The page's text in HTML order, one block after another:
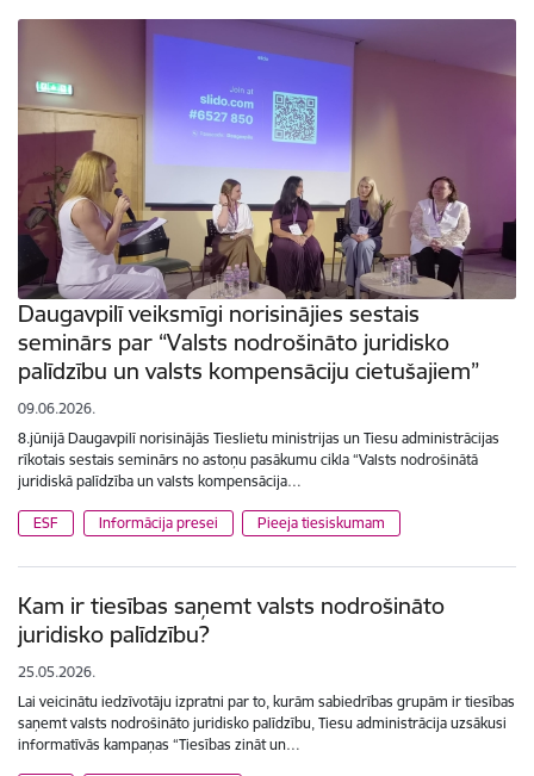
Daugavpilī veiksmīgi norisinājies sestais
seminārs par “Valsts nodrošināto juridisko
palīdzību un valsts kompensāciju cietušajiem”
09.06.2026.
8.jūnijā Daugavpilī norisinājās Tieslietu ministrijas un Tiesu administrācijas
rīkotais sestais seminārs no astoņu pasākumu cikla “Valsts nodrošinātā
juridiskā palīdzība un valsts kompensācija…
ESF Informācija presei Pieeja tiesiskumam
Kam ir tiesības saņemt valsts nodrošināto
juridisko palīdzību?
25.05.2026.
Lai veicinātu iedzīvotāju izpratni par to, kurām sabiedrības grupām ir tiesības
saņemt valsts nodrošināto juridisko palīdzību, Tiesu administrācija uzsākusi
informatīvās kampaņas “Tiesības zināt un…